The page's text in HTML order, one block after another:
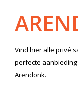
Vind hier alle privé
perfecte
Arendonk.